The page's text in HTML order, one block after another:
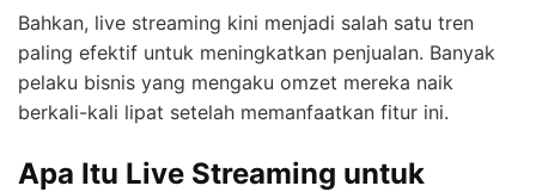
Bahkan, live streaming kini menjadi salah satu tren
paling efektif untuk meningkatkan penjualan. Banyak
pelaku bisnis yang mengaku omzet mereka naik
berkali-kali lipat setelah memanfaatkan fitur ini.
Apa Itu Live Streaming untuk